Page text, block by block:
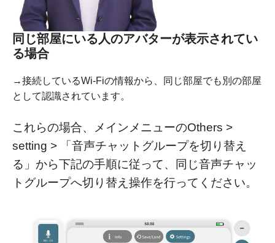
同じ部屋にいる人のアバターが表示されてい
る場合
→接続しているWi-Fiの情報から、同じ部屋でも別の部屋
として認識されています。
これらの場合、メインメニューのOthers >
setting > 「音声チャットグループを切り替え
る」から下記の手順に従って、同じ音声チャッ
トグループへ切り替え操作を行ってください。